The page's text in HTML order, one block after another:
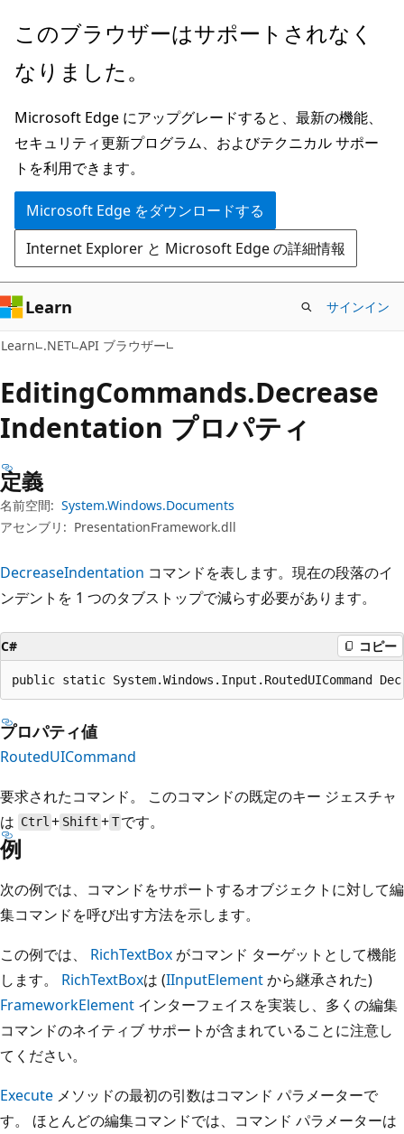
メ
ン
ン
テ
ン
ツ
に
ス
キ
ッ
プ
ペ
ジ
ナ
ビ
ゲ
ー
シ
ョ
ン
に
ス
キ
ッ
プ
このブラウザーはサポートされなく
なりました。
Microsoft Edge にアップグレードすると、最新の機能、
セキュリティ更新プログラム、およびテクニカル サポー
トを利用できます。
Microsoft Edge をダウンロードする
Internet Explorer と Microsoft Edge の詳細情報
Learn サインイン
Learn .NET API ブラウザー
EditingCommands.Decrease
Indentation プロパティ
定義
名前空間: System.Windows.Documents
アセンブリ: PresentationFramework.dll
DecreaseIndentation コマンドを表します。現在の段落のイ
ンデントを 1 つのタブストップで減らす必要があります。
C# コピー
public static System.Windows.Input.RoutedUICommand
プロパティ値
RoutedUICommand
要求されたコマンド。 このコマンドの既定のキー ジェスチャ
は Ctrl + Shift +T です。
例
次の例では、コマンドをサポートするオブジェクトに対して編
集コマンドを呼び出す方法を示します。
この例では、 RichTextBox がコマンド ターゲットとして機能
します。 RichTextBoxは (IInputElementから継承された)
FrameworkElement インターフェイスを実装し、多くの編集
コマンドのネイティブ サポートが含まれていることに注意し
てください。
Execute メソッドの最初の引数はコマンド パラメーターで
す。 ほとんどの編集コマンドでは、コマンド パラメーターは